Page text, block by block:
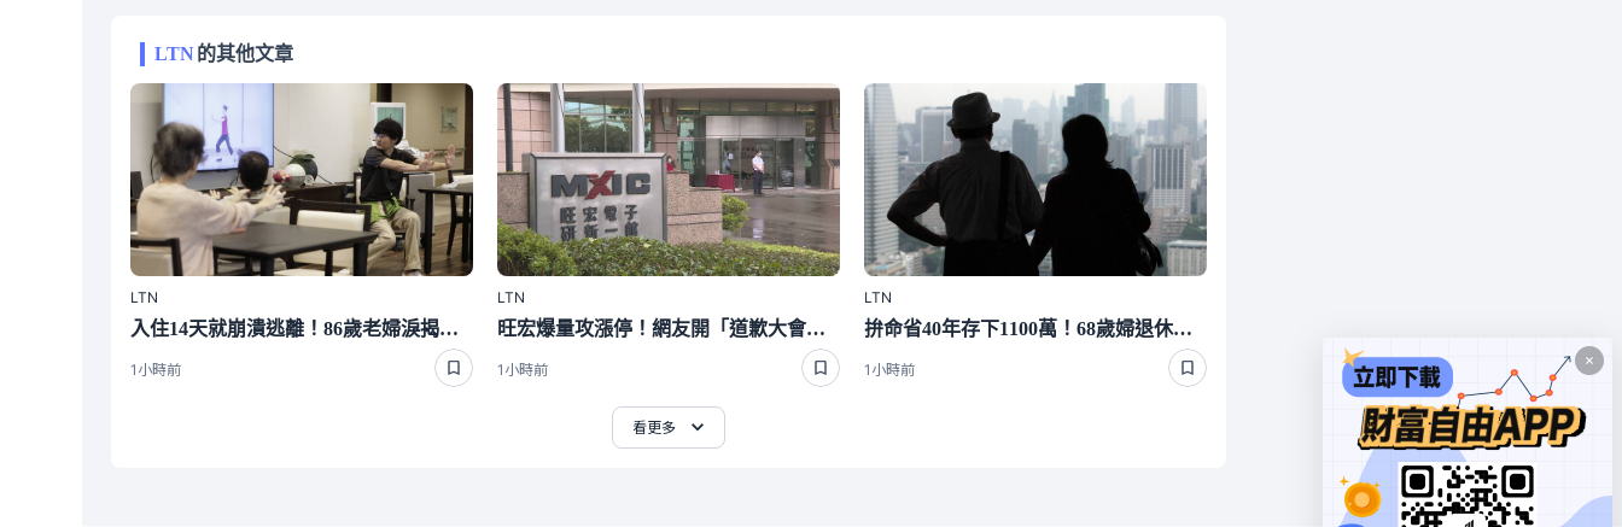
LTN的其他文章
LTN
入住14天就崩潰逃離！86歲老婦淚揭高級養老院裡最殘酷的真相
1小時前
LTN
旺宏爆量攻漲停！網友開「道歉大會」：昨天罵糞股 是我錯了
1小時前
LTN
拚命省40年存下1100萬！68歲婦退休後才發現最缺的不是錢
1小時前
看更多